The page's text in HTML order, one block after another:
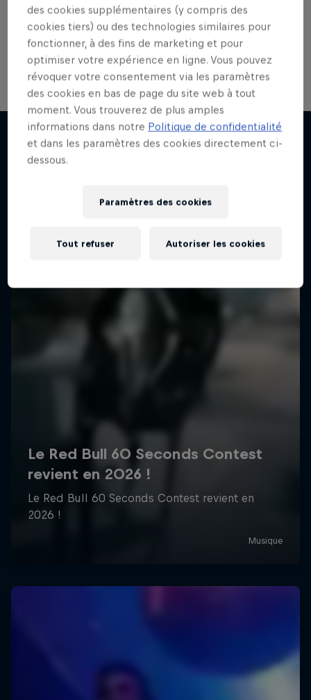
D! Club, Lausanne, Suisse
J'en veux encore !
des cookies supplémentaires (y compris des
cookies tiers) ou des technologies similaires pour
fonctionner, à des fins de marketing et pour
optimiser votre expérience en ligne. Vous pouvez
révoquer votre consentement via les paramètres
des cookies en bas de page du site web à tout
moment. Vous trouverez de plus amples
informations dans notre Politique de confidentialité
et dans les paramètres des cookies directement ci-
dessous.
Paramètres des cookies
Tout refuser Autoriser les cookies